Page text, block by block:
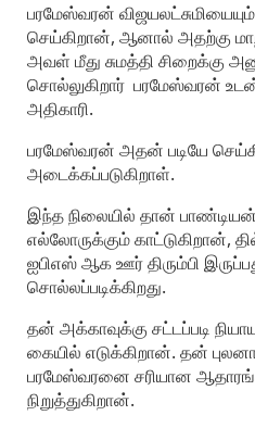
பரமேஸ்வரன் விஜயலட்சுமியையும்
செய்கிறான், ஆனால் அதற்கு
அவள் மீது சுமத்தி சிறைக்கு
சொல்லுகிறார் பரமேஸ்வரன்
அதிகாரி.
பரமேஸ்வரன் அதன் படியே
அடைக்கப்படுகிறாள்.
இந்த நிலையில் தான்
எல்லோருக்கும் காட்டுகிறான்,
ஐபிஎஸ் ஆக ஊர் திரும்பி
சொல்லப்படிக்கிறது.
தன் அக்காவுக்கு சட்டப்படி
கையில் எடுக்கிறான். தன்
பரமேஸ்வரனை சரியான
நிறுத்துகிறான்.